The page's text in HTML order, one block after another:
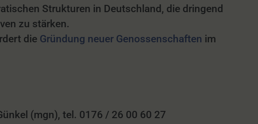
Strukturen in Deutschland, die dringend
zu stärken.
die Gründung neuer Genossenschaften im
(mgn), tel. 0176 / 26 00 60 27